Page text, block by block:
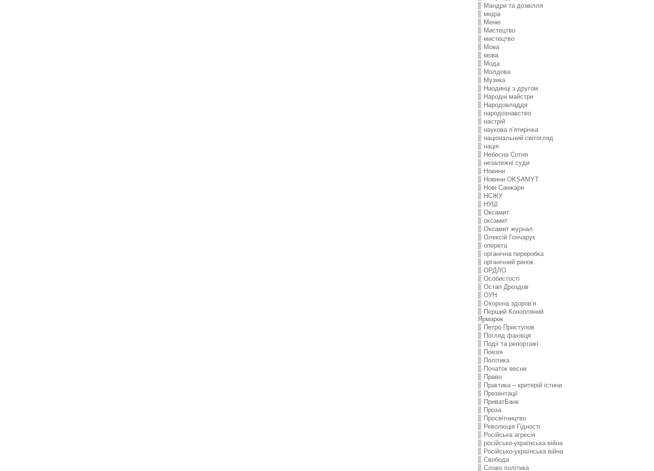
Мандри та дозвілля
медіа
Меню
Мистецтво
мистецтво
Мова
мова
Мода
Молдова
Музика
Наодинці з другом
Народні майстри
Народовладдя
народознавство
настрій
наукова п’ятирічка
національний світогляд
нація
Небесна Сотня
незалежні суди
Новини
Новини OKSAMYT
Нові Санжари
НСЖУ
НУШ
Оксамит
оксамит
Оксамит журнал
Олексій Гончарук
оперета
органічна переробка
органічний ринок
ОРДЛО
Особистості
Остап Дроздов
ОУН
Охорона здоров’я
Перший Конопляний
Ярмарок
Петро Приступов
Погляд фахівця
Події та репортажі
Поезія
Політика
Початок весни
Право
Практика – критерій істини
Презентації
ПриватБанк
Проза
Просвітництво
Революція Гідності
Російська агресія
російсько-українська війна
Російсько-українська війна
Свобода
Слово політика